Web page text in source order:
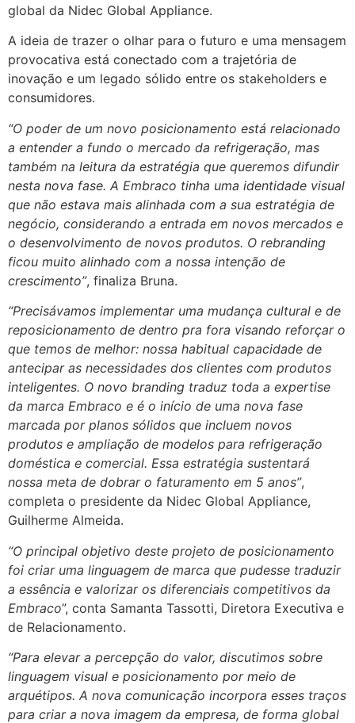
global da Nidec Global Appliance.
A ideia de trazer o olhar para o futuro e uma mensagem
provocativa está conectado com a trajetória de
inovação e um legado sólido entre os stakeholders e
consumidores.
“O poder de um novo posicionamento está relacionado
a entender a fundo o mercado da refrigeração, mas
também na leitura da estratégia que queremos difundir
nesta nova fase. A Embraco tinha uma identidade visual
que não estava mais alinhada com a sua estratégia de
negócio, considerando a entrada em novos mercados e
o desenvolvimento de novos produtos. O rebranding
ficou muito alinhado com a nossa intenção de
crescimento”, finaliza Bruna.
“Precisávamos implementar uma mudança cultural e de
reposicionamento de dentro pra fora visando reforçar o
que temos de melhor: nossa habitual capacidade de
antecipar as necessidades dos clientes com produtos
inteligentes. O novo branding traduz toda a expertise
da marca Embraco e é o início de uma nova fase
marcada por planos sólidos que incluem novos
produtos e ampliação de modelos para refrigeração
doméstica e comercial. Essa estratégia sustentará
nossa meta de dobrar o faturamento em 5 anos”,
completa o presidente da Nidec Global Appliance,
Guilherme Almeida.
“O principal objetivo deste projeto de posicionamento
foi criar uma linguagem de marca que pudesse traduzir
a essência e valorizar os diferenciais competitivos da
Embraco”, conta Samanta Tassotti, Diretora Executiva e
de Relacionamento.
“Para elevar a percepção do valor, discutimos sobre
linguagem visual e posicionamento por meio de
arquétipos. A nova comunicação incorpora esses traços
para criar a nova imagem da empresa, de forma global